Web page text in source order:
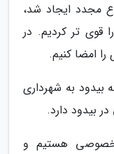
مجدد ایجاد شد،
قوی تر کردیم. در
را امضا کنیم.
به شهرداری
بیدود دارد.
هستیم و